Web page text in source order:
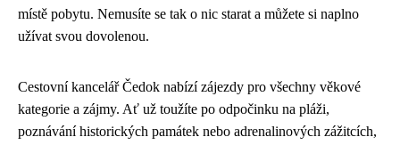
místě pobytu. Nemusíte se tak o nic starat a můžete si naplno
užívat svou dovolenou.
Cestovní kancelář Čedok nabízí zájezdy pro všechny věkové
kategorie a zájmy. Ať už toužíte po odpočinku na pláži,
poznávání historických památek nebo adrenalinových zážitcích,